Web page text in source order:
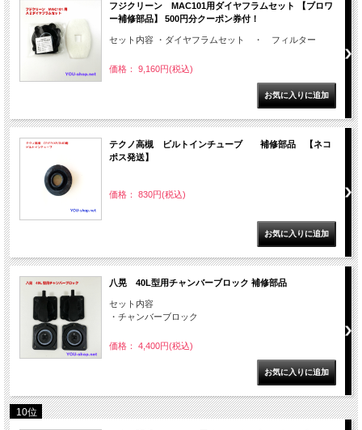
フジクリーン MAC101用ダイヤフラムセット 【ブロワ
ー補修部品】 500円分クーポン券付！
セット内容 ・ダイヤフラムセット ・ フィルター
価格： 9,160円(税込)
テクノ高槻 ビルトインチューブ 補修部品 【ネコ
ポス発送】
価格： 830円(税込)
八晃 40L型用チャンバーブロック 補修部品
セット内容
・チャンバーブロック
価格： 4,400円(税込)
10位